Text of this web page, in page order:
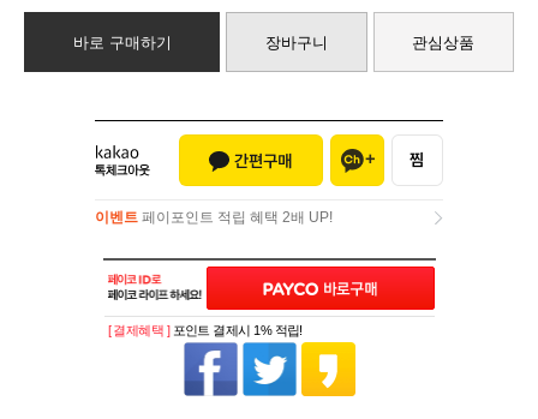
바로 구매하기 장바구니 관심상품
이벤트 페이포인트 적립 혜택 2배 UP!
[ 결제혜택 ] 포인트 결제시 1% 적립!